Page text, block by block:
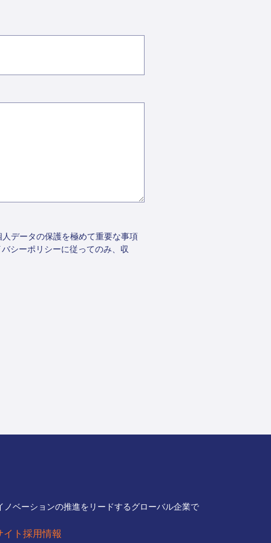
データの保護を極めて重要な事項
シーポリシーに従ってのみ、収
ベーションの推進をリードするグローバル企業で
イト 採用情報